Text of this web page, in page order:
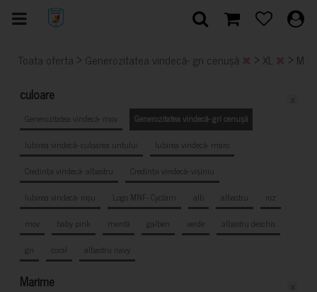
Toata oferta > Generozitatea vindecă- gri cenușă > XL > M
culoare
Generozitatea vindecă- mov
Generozitatea vindecă- gri cenușă
Iubirea vindecă- culoarea untului
Iubirea vindecă- maro
Credința vindecă- albastru
Credința vindecă- vișiniu
Iubirea vindecă- roșu
Logo MNF- Cyclam alb albastru
roz
mov
baby pink mentă galben verde
albastru deschis
gri
coral albastru navy
Marime